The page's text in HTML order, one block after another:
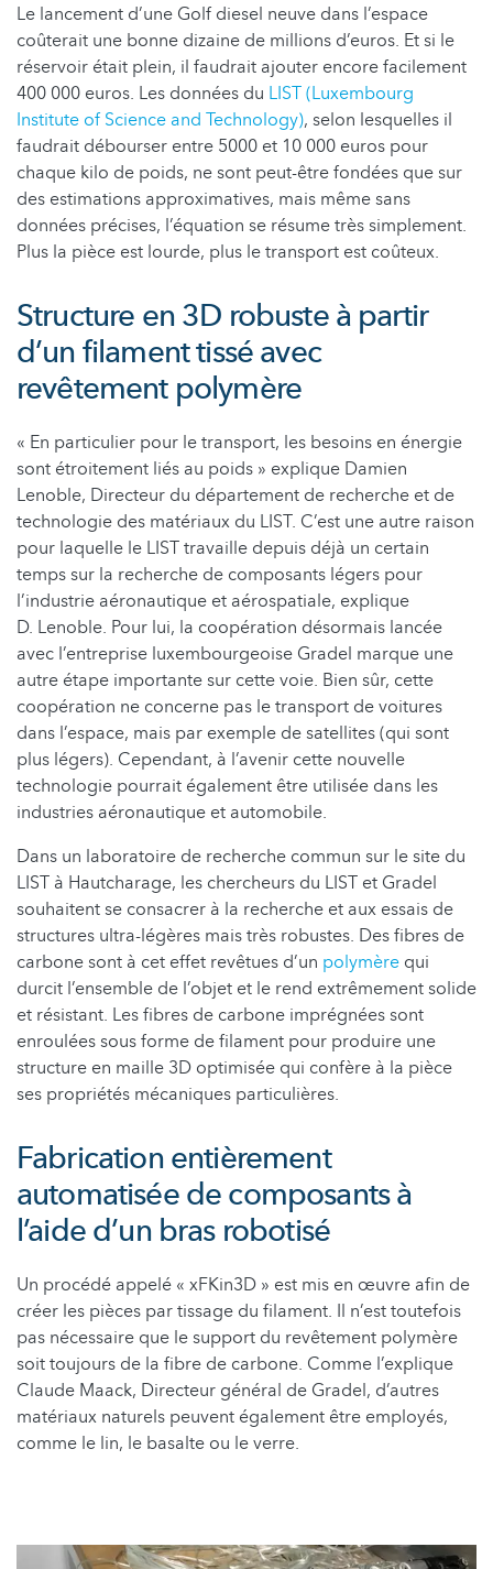
Le lancement d’une Golf diesel neuve dans l’espace
coûterait une bonne dizaine de millions d’euros. Et si le
réservoir était plein, il faudrait ajouter encore facilement
400 000 euros. Les données du LIST (Luxembourg
Institute of Science and Technology), selon lesquelles il
faudrait débourser entre 5000 et 10 000 euros pour
chaque kilo de poids, ne sont peut-être fondées que sur
des estimations approximatives, mais même sans
données précises, l’équation se résume très simplement.
Plus la pièce est lourde, plus le transport est coûteux.
Structure en 3D robuste à partir
d’un filament tissé avec
revêtement polymère
« En particulier pour le transport, les besoins en énergie
sont étroitement liés au poids » explique Damien
Lenoble, Directeur du département de recherche et de
technologie des matériaux du LIST. C’est une autre raison
pour laquelle le LIST travaille depuis déjà un certain
temps sur la recherche de composants légers pour
l’industrie aéronautique et aérospatiale, explique
D. Lenoble. Pour lui, la coopération désormais lancée
avec l’entreprise luxembourgeoise Gradel marque une
autre étape importante sur cette voie. Bien sûr, cette
coopération ne concerne pas le transport de voitures
dans l’espace, mais par exemple de satellites (qui sont
plus légers). Cependant, à l’avenir cette nouvelle
technologie pourrait également être utilisée dans les
industries aéronautique et automobile.
Dans un laboratoire de recherche commun sur le site du
LIST à Hautcharage, les chercheurs du LIST et Gradel
souhaitent se consacrer à la recherche et aux essais de
structures ultra-légères mais très robustes. Des fibres de
carbone sont à cet effet revêtues d’un polymère qui
durcit l’ensemble de l’objet et le rend extrêmement solide
et résistant. Les fibres de carbone imprégnées sont
enroulées sous forme de filament pour produire une
structure en maille 3D optimisée qui confère à la pièce
ses propriétés mécaniques particulières.
Fabrication entièrement
automatisée de composants à
l’aide d’un bras robotisé
Un procédé appelé « xFKin3D » est mis en œuvre afin de
créer les pièces par tissage du filament. Il n’est toutefois
pas nécessaire que le support du revêtement polymère
soit toujours de la fibre de carbone. Comme l’explique
Claude Maack, Directeur général de Gradel, d’autres
matériaux naturels peuvent également être employés,
comme le lin, le basalte ou le verre.